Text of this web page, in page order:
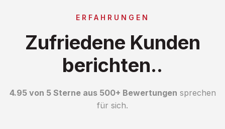
ERFAHRUNGEN
Zufriedene Kunden
berichten..
4.95 von 5 Sterne aus 500+ Bewertungen sprechen
für sich.